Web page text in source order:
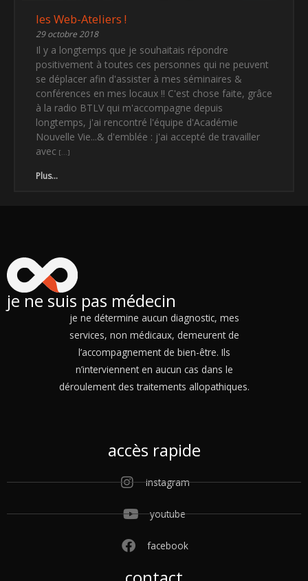
les Web-Ateliers !
29 octobre 2018
Il y a longtemps que je souhaitais répondre
positivement à toutes ces personnes qui ne peuvent
se déplacer afin d'assister à mes séminaires &
conférences en mes locaux !! C'est chose faite, grâce
à la radio BTLV qui m'accompagne depuis
longtemps, j'ai rencontré l'équipe d'Académie
Nouvelle Vie...& d'emblée : j'ai accepté de travailler
avec
Plus...
je ne suis pas médecin
je ne détermine aucun diagnostic, mes
services, non médicaux, demeurent de
l’accompagnement de bien-être. Ils
n’interviennent en aucun cas dans le
déroulement des traitements allopathiques.
accès rapide
instagram
youtube
facebook